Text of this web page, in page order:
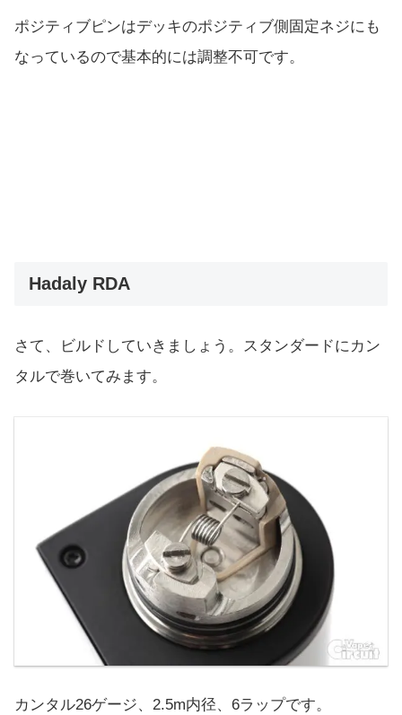
ポジティブピンはデッキのポジティブ側固定ネジにも
なっているので基本的には調整不可です。
Hadaly RDA
さて、ビルドしていきましょう。スタンダードにカン
タルで巻いてみます。
カンタル26ゲージ、2.5m内径、6ラップです。